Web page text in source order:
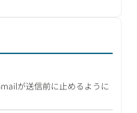
が送信前に止めるように